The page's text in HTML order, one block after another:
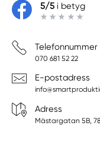
5/5i betyg
Telefonnummer
070 681 52 22
E-postadress
Adress
Mästargatan 5B,